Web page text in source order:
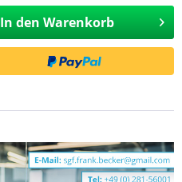
In den Warenkorb